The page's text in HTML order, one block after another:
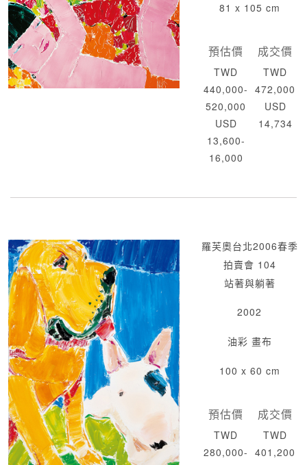
81 x 105 cm
預估價
TWD
440,000-
520,000
USD
13,600-
16,000
成交價
TWD
472,000
USD
14,734
羅芙奧台北2006春季
拍賣會 104
站著與躺著
2002
油彩 畫布
100 x 60 cm
預估價
TWD
280,000-
成交價
TWD
401,200